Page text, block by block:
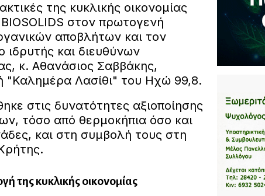
της κυκλικής οικονομίας
στον πρωτογενή
αποβλήτων και τον
ιδρυτής και διευθύνων
κ. Αθανάσιος Σαββάκης,
"Καλημέρα Λασίθι" του Ηχώ 99,8.
στις δυνατότητες αξιοποίησης
τόσο από θερμοκήπια όσο και
και στη συμβολή τους στη
της κυκλικής οικονομίας